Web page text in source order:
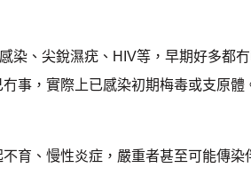
、尖銳濕疣、HIV等，早期好多都
事，實際上已感染初期梅毒或支原
、慢性炎症，嚴重者甚至可能傳染